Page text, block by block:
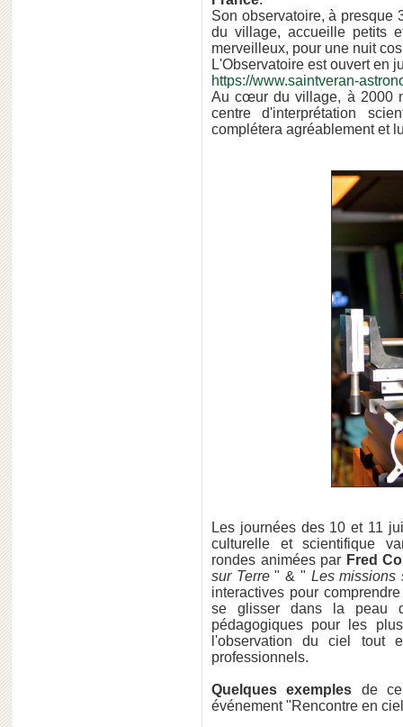
Son observatoire, à presque
du village, accueille petits
merveilleux, pour une nuit
L'Observatoire est ouvert en
https://www.saintveran-
Au cœur du village, à 2000
centre d'interprétation
complétera agréablement et
Les journées des 10 et 11
culturelle et scientifique
rondes animées par Fred
sur Terre" & " Les missions
interactives pour
se glisser dans la peau
pédagogiques pour les
l'observation du ciel tout
professionnels.
Quelques exemples de
événement "Rencontre en